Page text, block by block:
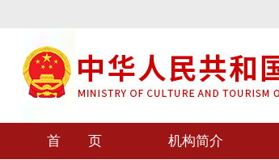
首 页 机构简介